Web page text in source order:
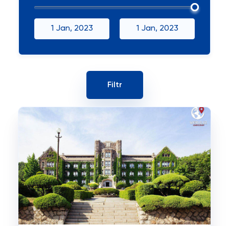
1 Jan, 2023 1 Jan, 2023